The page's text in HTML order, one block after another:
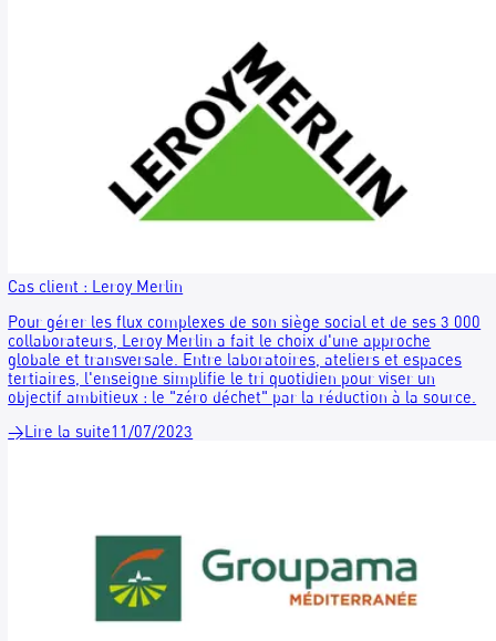
Cas client : le témoignage de l’Hôpital Foch
Depuis le 1er janvier 2025, le tri et la valorisation des
deviennent une obligation dont le défaut entraîne des
administratives et pénales. À l’Hôpital Foch, un circuit dédié
déjà été tricoté sur mesure, bénéfice environnemental à